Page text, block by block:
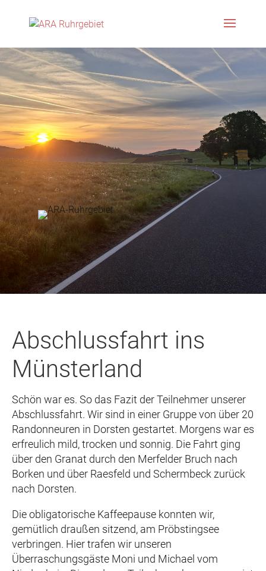
Abschlussfahrt ins
Münsterland
Schön war es. So das Fazit der Teilnehmer unserer
Abschlussfahrt. Wir sind in einer Gruppe von über 20
Randonneuren in Dorsten gestartet. Morgens war es
erfreulich mild, trocken und sonnig. Die Fahrt ging
über den Granat durch den Merfelder Bruch nach
Borken und über Raesfeld und Schermbeck zurück
nach Dorsten.
Die obligatorische Kaffeepause konnten wir,
gemütlich draußen sitzend, am Pröbstingsee
verbringen. Hier trafen wir unseren
Überraschungsgäste Moni und Michael vom